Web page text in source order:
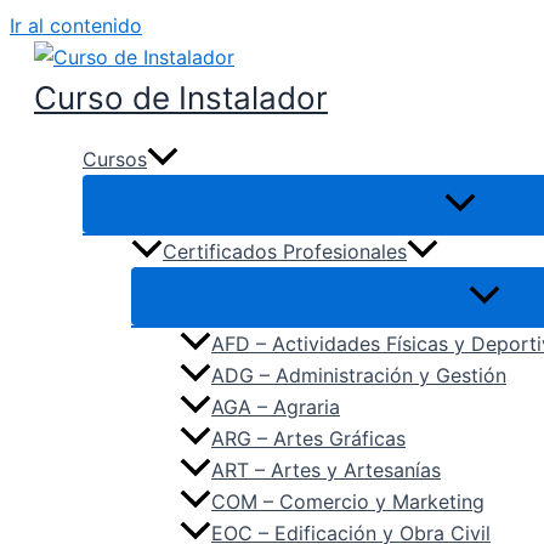
Ir al contenido
Curso de Instalador
Cursos
Certificados Profesionales
AFD – Actividades Físicas y
ADG – Administración y Gestión
AGA – Agraria
ARG – Artes Gráficas
ART – Artes y Artesanías
COM – Comercio y Marketing
EOC – Edificación y Obra Civil